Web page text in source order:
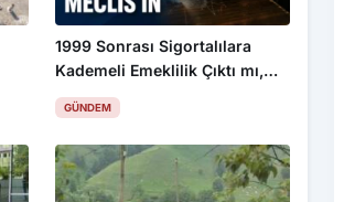
1999 Sonrası Sigortalılara
Kademeli Emeklilik Çıktı mı,
Kim Kaç Yaşında Emekli
Olacak?
GÜNDEM